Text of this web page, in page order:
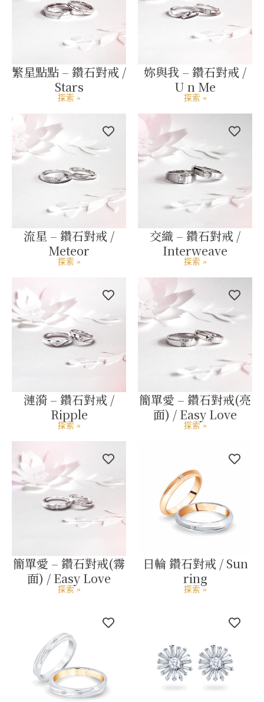
繁星點點 – 鑽石對戒 /
Stars
探索 »
妳與我 – 鑽石對戒 /
U n Me
探索 »
流星 – 鑽石對戒 /
Meteor
探索 »
交織 – 鑽石對戒 /
Interweave
探索 »
漣漪 – 鑽石對戒 /
Ripple
探索 »
簡單愛 – 鑽石對戒(亮
面) / Easy Love
探索 »
簡單愛 – 鑽石對戒(霧
面) / Easy Love
探索 »
日輪 鑽石對戒 / Sun
ring
探索 »